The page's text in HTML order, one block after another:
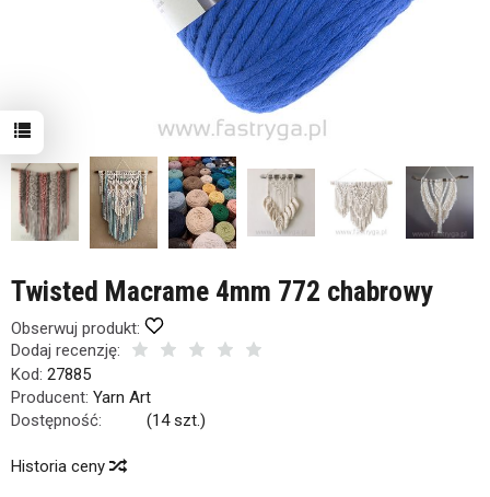
Twisted Macrame 4mm 772 chabrowy
Obserwuj produkt:
Dodaj recenzję:
Kod: 27885
Producent: Yarn Art
Dostępność:
(14szt.)
Historia ceny